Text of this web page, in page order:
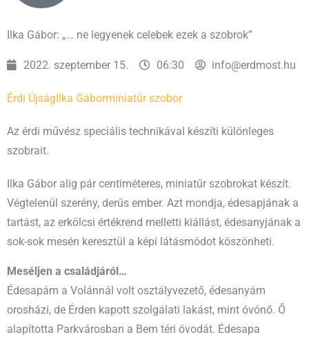
Ilka Gábor: „… ne legyenek celebek ezek a szobrok”
2022. szeptember 15. 06:30 info@erdmost.hu
Érdi Újság Ilka Gáborminiatűr szobor
Az érdi művész speciális technikával készíti különleges
szobrait.
Ilka Gábor alig pár centiméteres, miniatűr szobrokat készít.
Végtelenül szerény, derűs ember. Azt mondja, édesapjának a
tartást, az erkölcsi értékrend melletti kiállást, édesanyjának a
sok-sok mesén keresztül a képi látásmódot köszönheti.
Meséljen a családjáról…
Édesapám a Volánnál volt osztályvezető, édesanyám
orosházi, de Érden kapott szolgálati lakást, mint óvónő. Ő
alapította Parkvárosban a Bem téri óvodát. Édesapa